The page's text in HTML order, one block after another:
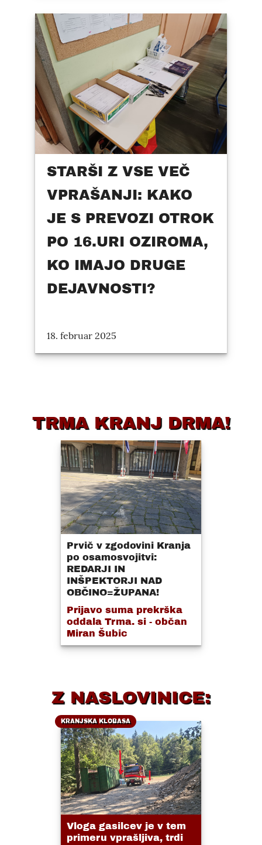
STARŠI Z VSE VEČ
VPRAŠANJI: KAKO
JE S PREVOZI OTROK
PO 16.URI OZIROMA,
KO IMAJO DRUGE
DEJAVNOSTI?
18. februar 2025
TRMA KRANJ DRMA!
Prvič v zgodovini Kranja
po osamosvojitvi:
REDARJI IN
INŠPEKTORJI NAD
OBČINO=ŽUPANA!
Prijavo suma prekrška
oddala Trma. si - občan
Miran Šubic
Z NASLOVINICE:
KRANJSKA KLOBASA
Vloga gasilcev je v tem
primeru vprašljiva, trdi